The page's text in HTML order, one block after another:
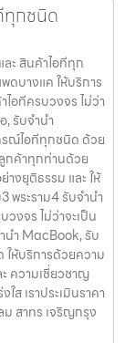
ทุกชนิด
ะ สินค้าไอทีทุก
ดบางแค ให้บริการ
อทีครบวงจร ไม่ว่า
, รับจำนำ
รณ์ไอทีทุกชนิด ด้วย
กค้าทุกท่านด้วย
างยุติธรรม และ ให้
พระราม4 รับจำนำ
งจร ไม่ว่าจะเป็น
นำ MacBook, รับ
ห้บริการด้วยความ
ความเชี่ยวชาญ
ส เราประเมินราคา
สาทร เจริญกรุง